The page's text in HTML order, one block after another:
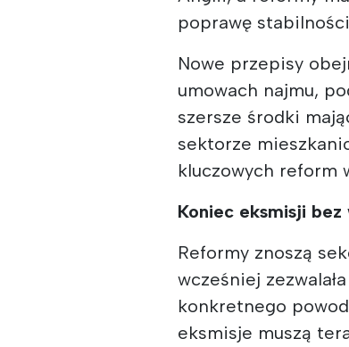
poprawę
Nowe przepisy
umowach najmu,
szersze środki
sektorze
kluczowych reform
Koniec eksmisji bez
Reformy znoszą
wcześniej
konkretnego
eksmisje muszą